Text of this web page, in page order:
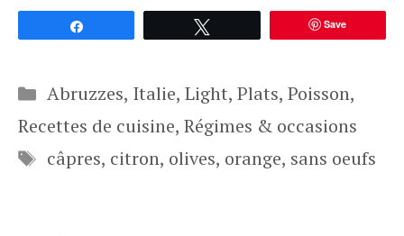
Save
Catégories
Abruzzes, Italie, Light, Plats, Poisson,
Recettes de cuisine, Régimes & occasions
Étiquettes
câpres, citron, olives, orange, sans oeufs